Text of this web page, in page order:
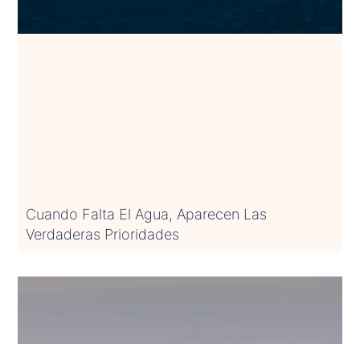
Cuando Falta El Agua, Aparecen Las
Verdaderas Prioridades